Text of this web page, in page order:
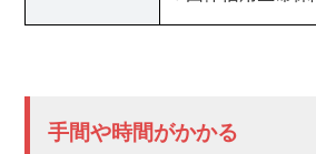
手間や時間がかかる